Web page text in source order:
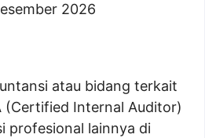
2026
atau bidang terkait
(Certified Internal Auditor)
profesional lainnya di